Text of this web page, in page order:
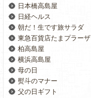
日本橋高島屋
日経ヘルス
朝だ！生です旅サラダ
東急百貨店たまプラーザ
柏高島屋
横浜高島屋
母の日
熨斗のマナー
父の日ギフト